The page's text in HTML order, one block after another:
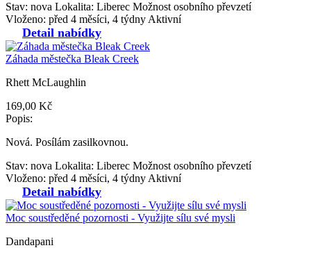
Stav: nova Lokalita: Liberec Možnost osobního převzetí
Vloženo: před 4 měsíci, 4 týdny Aktivní
Detail nabídky
Záhada městečka Bleak Creek
Rhett McLaughlin
169,00 Kč
Popis:
Nová. Posílám zasilkovnou.
Stav: nova Lokalita: Liberec Možnost osobního převzetí
Vloženo: před 4 měsíci, 4 týdny Aktivní
Detail nabídky
Moc soustředěné pozornosti - Využijte sílu své mysli
Dandapani